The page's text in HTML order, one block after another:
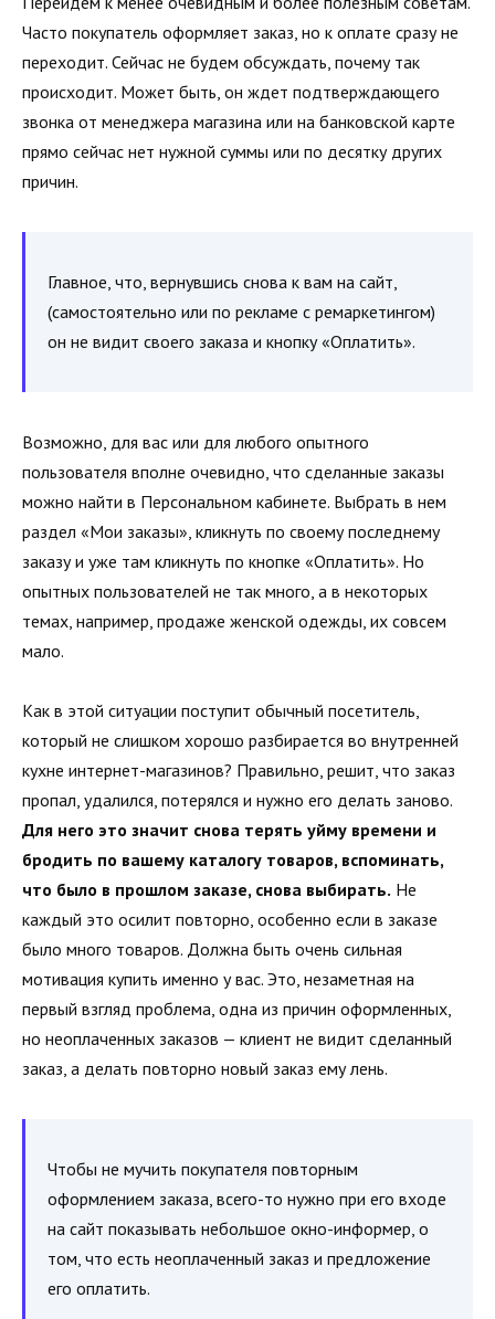
Часто покупатель оформляет заказ, но к оплате сразу не
переходит. Сейчас не будем обсуждать, почему так
происходит. Может быть, он ждет подтверждающего
звонка от менеджера магазина или на банковской карте
прямо сейчас нет нужной суммы или по десятку других
причин.
Главное, что, вернувшись снова к вам на сайт,
(самостоятельно или по рекламе с ремаркетингом)
он не видит своего заказа и кнопку «Оплатить».
Возможно, для вас или для любого опытного
пользователя вполне очевидно, что сделанные заказы
можно найти в Персональном кабинете. Выбрать в нем
раздел «Мои заказы», кликнуть по своему последнему
заказу и уже там кликнуть по кнопке «Оплатить». Но
опытных пользователей не так много, а в некоторых
темах, например, продаже женской одежды, их совсем
мало.
Как в этой ситуации поступит обычный посетитель,
который не слишком хорошо разбирается во внутренней
кухне интернет-магазинов? Правильно, решит, что заказ
пропал, удалился, потерялся и нужно его делать заново.
Для него это значит снова терять уйму времени и
бродить по вашему каталогу товаров, вспоминать,
что было в прошлом заказе, снова выбирать. Не
каждый это осилит повторно, особенно если в заказе
было много товаров. Должна быть очень сильная
мотивация купить именно у вас. Это, незаметная на
первый взгляд проблема, одна из причин оформленных,
но неоплаченных заказов — клиент не видит сделанный
заказ, а делать повторно новый заказ ему лень.
Чтобы не мучить покупателя повторным
оформлением заказа, всего-то нужно при его входе
на сайт показывать небольшое окно-информер, о
том, что есть неоплаченный заказ и предложение
его оплатить.